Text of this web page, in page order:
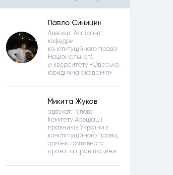
Павло Синицин
Адвокат. Аспірант
кафедри
конституційного права
Національного
університету «Одеська
юридична академія»
Микита Жуков
адвокат, Голова
Комітету Асоціації
правників України з
конституційного права,
адміністративного
права та прав людини